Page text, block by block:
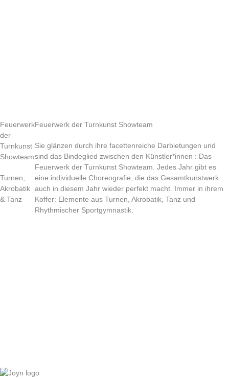
Feuerwerk
der
Turnkunst
Showteam
Turnen,
Akrobatik
& Tanz
Feuerwerk der Turnkunst Showteam
Sie glänzen durch ihre facettenreiche Darbietungen und
sind das Bindeglied zwischen den Künstler*innen : Das
Feuerwerk der Turnkunst Showteam. Jedes Jahr gibt es
eine individuelle Choreografie, die das Gesamtkunstwerk
auch in diesem Jahr wieder perfekt macht. Immer in ihrem
Koffer: Elemente aus Turnen, Akrobatik, Tanz und
Rhythmischer Sportgymnastik.